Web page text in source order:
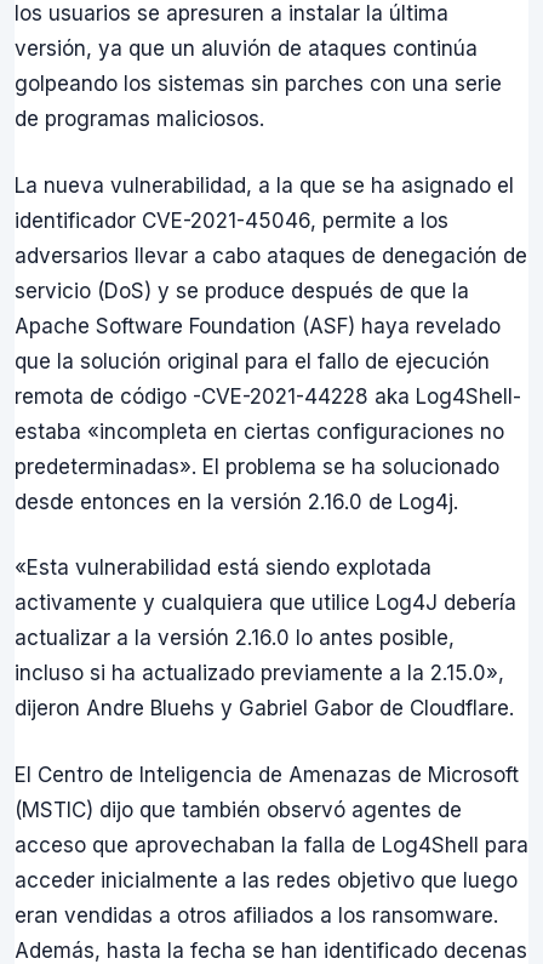
los usuarios se apresuren a instalar la última
versión, ya que un aluvión de ataques continúa
golpeando los sistemas sin parches con una serie
de programas maliciosos.
La nueva vulnerabilidad, a la que se ha asignado el
identificador CVE-2021-45046, permite a los
adversarios llevar a cabo ataques de denegación de
servicio (DoS) y se produce después de que la
Apache Software Foundation (ASF) haya revelado
que la solución original para el fallo de ejecución
remota de código -CVE-2021-44228 aka Log4Shell-
estaba «incompleta en ciertas configuraciones no
predeterminadas». El problema se ha solucionado
desde entonces en la versión 2.16.0 de Log4j.
«Esta vulnerabilidad está siendo explotada
activamente y cualquiera que utilice Log4J debería
actualizar a la versión 2.16.0 lo antes posible,
incluso si ha actualizado previamente a la 2.15.0»,
dijeron Andre Bluehs y Gabriel Gabor de Cloudflare.
El Centro de Inteligencia de Amenazas de Microsoft
(MSTIC) dijo que también observó agentes de
acceso que aprovechaban la falla de Log4Shell para
acceder inicialmente a las redes objetivo que luego
eran vendidas a otros afiliados a los ransomware.
Además, hasta la fecha se han identificado decenas